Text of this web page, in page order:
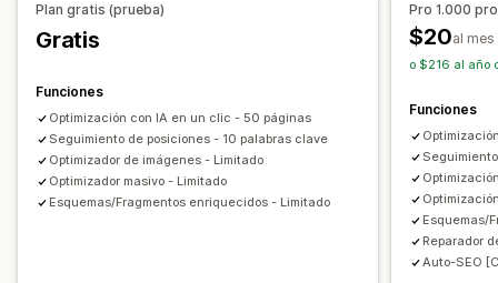
Optimización de la URL
Optimización de la imagen
Optimización de la velocidad
Optimización del contenido
Monitorear el rendimiento
Puntuación SEO Auditorías
Informes
Informes y estadísticas Análisis de la competencia
Análisis de palabra clave Análisis de velocidad
Tráfico del sitio web
Cambio de tamaño
Plan gratis (prueba)
Gratis
Funciones
Optimización con IA en un clic - 50 páginas
Seguimiento de posiciones - 10 palabras clave
Optimizador de imágenes - Limitado
Optimizador masivo - Limitado
Esquemas/Fragmentos enriquecidos - Limitado
Pro 1.000
$20al mes
o $216 al año
Funciones
Esquemas/
Reparador
Auto-SEO